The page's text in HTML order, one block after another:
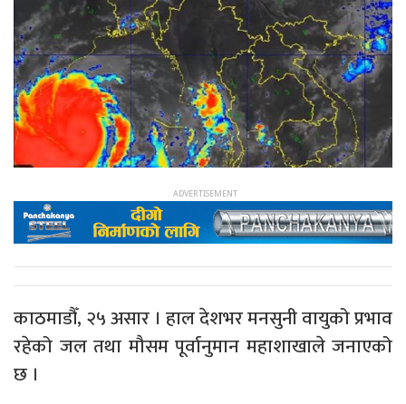
काठमाडौँ, २५ असार । हाल देशभर मनसुनी वायुको प्रभाव
रहेको जल तथा मौसम पूर्वानुमान महाशाखाले जनाएको
छ ।